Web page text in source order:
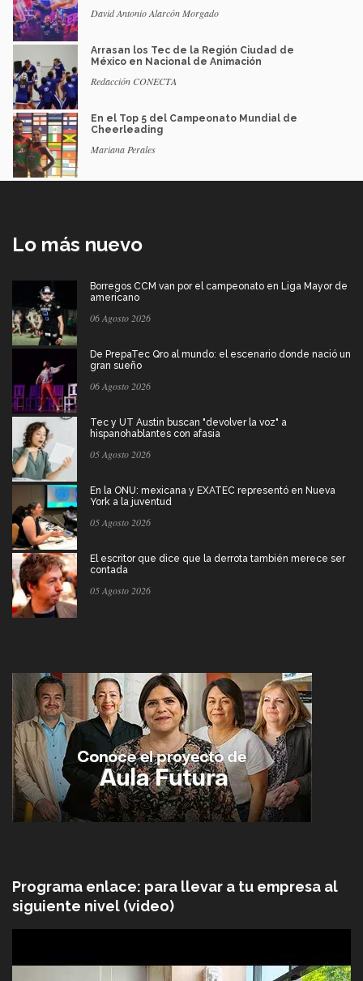
David Antonio Alarcón Morgado
Arrasan los Tec de la Región Ciudad de
México en Nacional de Animación
Redacción CONECTA
En el Top 5 del Campeonato Mundial de
Cheerleading
Mariana Perales
Lo más nuevo
Borregos CCM van por el campeonato en Liga Mayor de
americano
06 Agosto 2026
De PrepaTec Qro al mundo: el escenario donde nació un
gran sueño
06 Agosto 2026
Tec y UT Austin buscan "devolver la voz" a
hispanohablantes con afasia
05 Agosto 2026
En la ONU: mexicana y EXATEC representó en Nueva
York a la juventud
05 Agosto 2026
El escritor que dice que la derrota también merece ser
contada
05 Agosto 2026
Programa enlace: para llevar a tu empresa al
siguiente nivel (video)